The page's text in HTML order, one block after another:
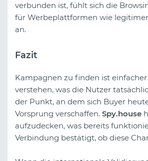
verbunden ist, fühlt sich die
für Werbeplattformen wie
an.
Fazit
Kampagnen zu finden ist
verstehen, was die Nutzer
der Punkt, an dem sich Buyer
Vorsprung verschaffen. Spy.house
aufzudecken, was bereits
Verbindung bestätigt, ob diese